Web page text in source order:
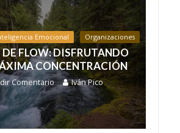
Emocional Organizaciones
DE FLOW: DISFRUTANDO
CONCENTRACIÓN
Comentario Iván Pico